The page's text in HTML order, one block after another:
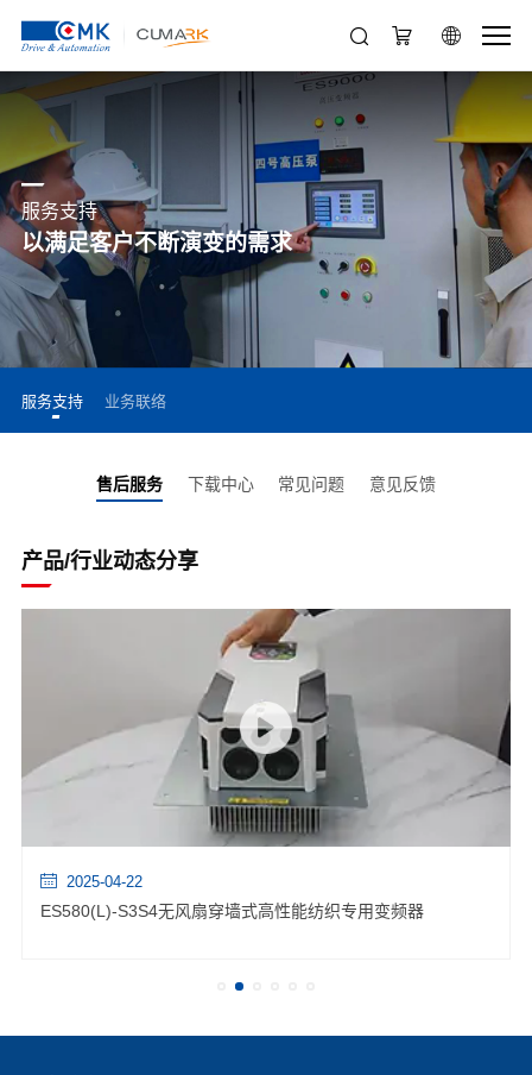
服务支持
以满足客户不断演变的需求
服务支持 业务联络
售后服务 下载中心 常见问题 意见反馈
产品/行业动态分享
2025-04-22
ES580(L)-S3S4无风扇穿墙式高性能纺织专用变频器